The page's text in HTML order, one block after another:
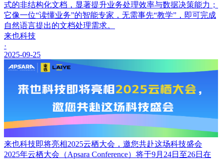
式的非结构化文档，显著提升业务处理效率与数据决策能力；
它像一位“读懂业务”的智能专家，无需事先“教学”，即可完成
自然语言提出的文档处理需求。
来也科技
·
2025-09-25
来也科技即将亮相2025云栖大会，邀您共赴这场科技盛会
2025年云栖大会（Apsara Conference）将于9月24日至26日在